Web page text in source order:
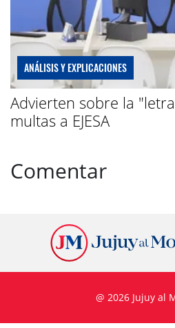
ANÁLISIS Y EXPLICACIONES
Advierten sobre la
multas a EJESA
Comentar
@ 2026 Jujuy al